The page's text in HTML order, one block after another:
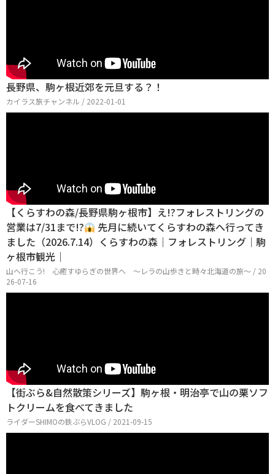
長野県、駒ヶ根近郊を元旦する？！
カイラス旅チャンネル / 2022-01-01
【くらすわの森/長野県駒ヶ根市】え!?フォレストリングの
営業は7/31まで!?
先月に続いてくらすわの森へ行ってき
ました（2026.7.14）くらすわの森｜フォレストリング｜駒
ヶ根市観光｜
山へ行こう! 心癒すゆらぎの世界へ 〜レラの山歩きと時々北海道の旅〜 / 20
26-07-16
【街ぶら&自然散策シリーズ】駒ヶ根・明治亭で山の栗ソフ
トクリームを食べてきました
ライダーSHIMOの鉄ぶらVLOG / 2021-09-15